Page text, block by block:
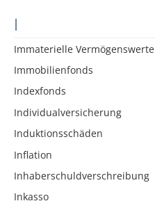
I
Immaterielle Vermögenswerte
Immobilienfonds
Indexfonds
Individualversicherung
Induktionsschäden
Inflation
Inhaberschuldverschreibung
Inkasso